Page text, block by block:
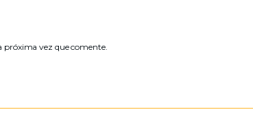
próxima vez que comente.